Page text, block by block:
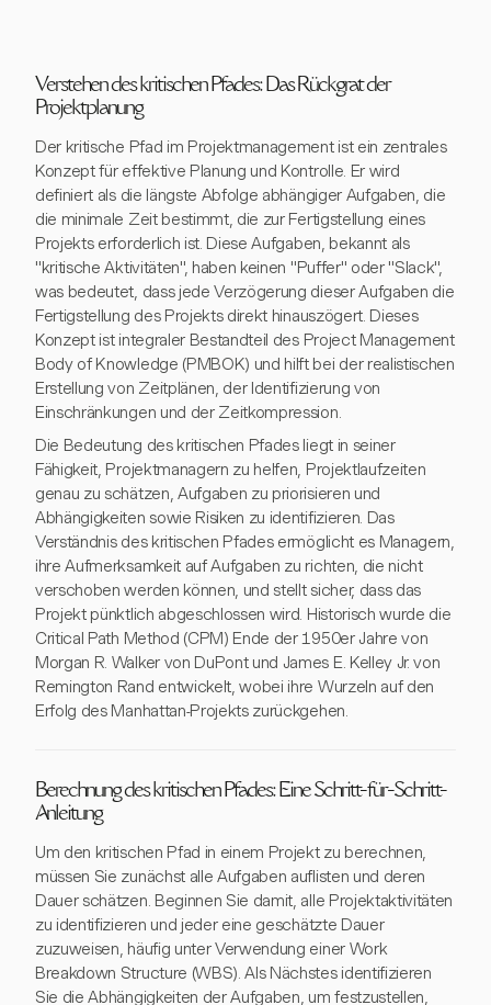
Verstehen des kritischen Pfades: Das Rückgrat der
Projektplanung
Der kritische Pfad im Projektmanagement ist ein zentrales
Konzept für effektive Planung und Kontrolle. Er wird
definiert als die längste Abfolge abhängiger Aufgaben, die
die minimale Zeit bestimmt, die zur Fertigstellung eines
Projekts erforderlich ist. Diese Aufgaben, bekannt als
"kritische Aktivitäten", haben keinen "Puffer" oder "Slack",
was bedeutet, dass jede Verzögerung dieser Aufgaben die
Fertigstellung des Projekts direkt hinauszögert. Dieses
Konzept ist integraler Bestandteil des Project Management
Body of Knowledge (PMBOK) und hilft bei der realistischen
Erstellung von Zeitplänen, der Identifizierung von
Einschränkungen und der Zeitkompression.
Die Bedeutung des kritischen Pfades liegt in seiner
Fähigkeit, Projektmanagern zu helfen, Projektlaufzeiten
genau zu schätzen, Aufgaben zu priorisieren und
Abhängigkeiten sowie Risiken zu identifizieren. Das
Verständnis des kritischen Pfades ermöglicht es Managern,
ihre Aufmerksamkeit auf Aufgaben zu richten, die nicht
verschoben werden können, und stellt sicher, dass das
Projekt pünktlich abgeschlossen wird. Historisch wurde die
Critical Path Method (CPM) Ende der 1950er Jahre von
Morgan R. Walker von DuPont und James E. Kelley Jr. von
Remington Rand entwickelt, wobei ihre Wurzeln auf den
Erfolg des Manhattan-Projekts zurückgehen.
Berechnung des kritischen Pfades: Eine Schritt-für-Schritt-
Anleitung
Um den kritischen Pfad in einem Projekt zu berechnen,
müssen Sie zunächst alle Aufgaben auflisten und deren
Dauer schätzen. Beginnen Sie damit, alle Projektaktivitäten
zu identifizieren und jeder eine geschätzte Dauer
zuzuweisen, häufig unter Verwendung einer Work
Breakdown Structure (WBS). Als Nächstes identifizieren
Sie die Abhängigkeiten der Aufgaben, um festzustellen,